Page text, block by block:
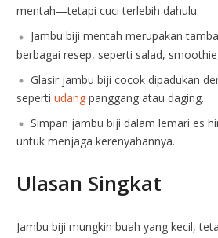
mentah—tetapi cuci terlebih dahulu.
Jambu biji mentah merupakan
berbagai resep, seperti salad,
Glasir jambu biji cocok dipadukan
sepertiudang panggang atau daging.
Simpan jambu biji dalam lemari es
untuk menjaga kerenyahannya.
Ulasan Singkat
Jambu biji mungkin buah yang kecil,